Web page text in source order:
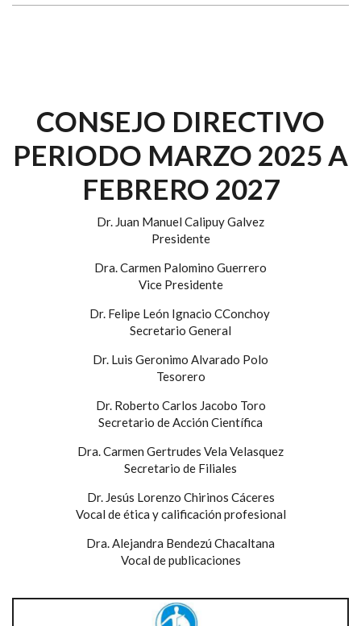
CONSEJO DIRECTIVO
PERIODO MARZO 2025 A
FEBRERO 2027
Dr. Juan Manuel Calipuy Galvez
Presidente
Dra. Carmen Palomino Guerrero
Vice Presidente
Dr. Felipe León Ignacio CConchoy
Secretario General
Dr. Luis Geronimo Alvarado Polo
Tesorero
Dr. Roberto Carlos Jacobo Toro
Secretario de Acción Científica
Dra. Carmen Gertrudes Vela Velasquez
Secretario de Filiales
Dr. Jesús Lorenzo Chirinos Cáceres
Vocal de ética y calificación profesional
Dra. Alejandra Bendezú Chacaltana
Vocal de publicaciones